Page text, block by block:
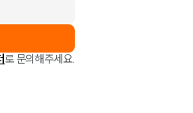
로 문의해주세요.